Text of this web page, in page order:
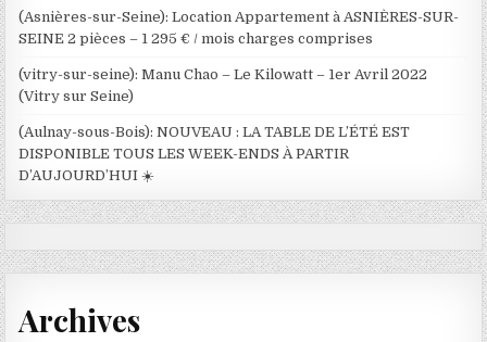
(Asnières-sur-Seine): Location Appartement à ASNIÈRES-SUR-
SEINE 2 pièces – 1 295 € / mois charges comprises
(vitry-sur-seine): Manu Chao – Le Kilowatt – 1er Avril 2022
(Vitry sur Seine)
(Aulnay-sous-Bois): NOUVEAU : LA TABLE DE L’ÉTÉ EST
DISPONIBLE TOUS LES WEEK-ENDS À PARTIR
D’AUJOURD’HUI ☀️
Archives